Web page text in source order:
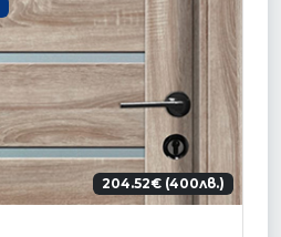
204.52€ (400лв.)